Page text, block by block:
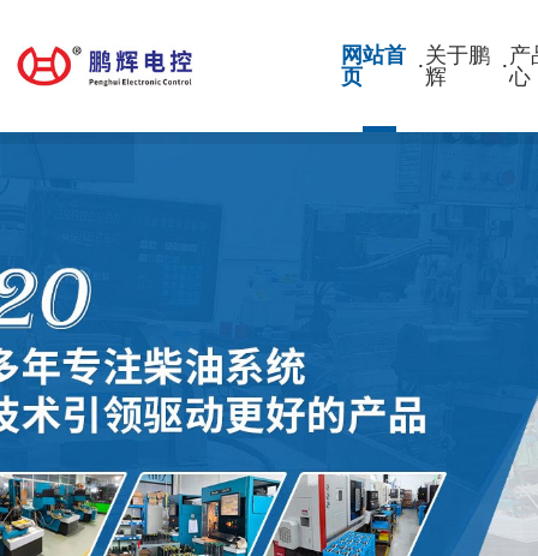
网站首
页
·关于鹏
辉
·产
心